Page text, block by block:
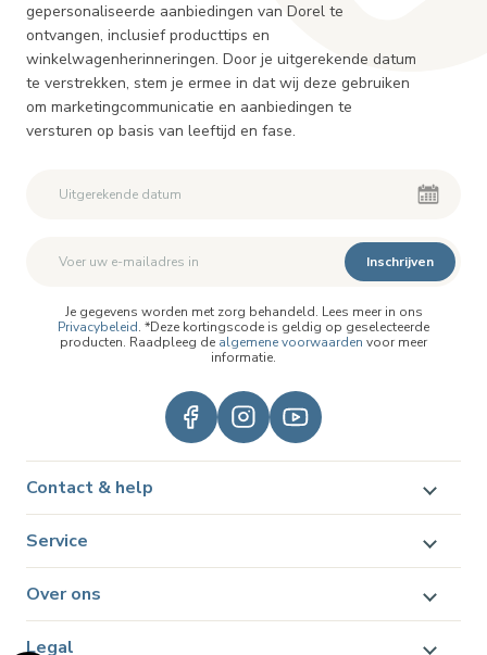
gepersonaliseerde aanbiedingen van Dorel te
ontvangen, inclusief producttips en
winkelwagenherinneringen. Door je uitgerekende datum
te verstrekken, stem je ermee in dat wij deze gebruiken
om marketingcommunicatie en aanbiedingen te
versturen op basis van leeftijd en fase.
Inschrijven
Je gegevens worden met zorg behandeld. Lees meer in ons
Privacybeleid. *Deze kortingscode is geldig op geselecteerde
producten. Raadpleeg de algemene voorwaarden voor meer
informatie.
Contact & help
Service
Over ons
Legal